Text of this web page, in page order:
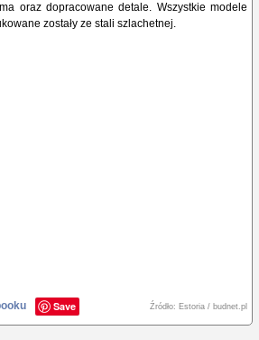
oraz dopracowane detale. Wszystkie modele
zostały ze stali szlachetnej.
Save Źródło: Estoria / budnet.pl